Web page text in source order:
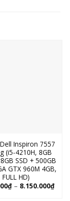
Inspiron 7557
(i5-4210H, 8GB
SSD + 500GB
GTX 960M 4GB,
FULL HD)
₫ – 8.150.000₫